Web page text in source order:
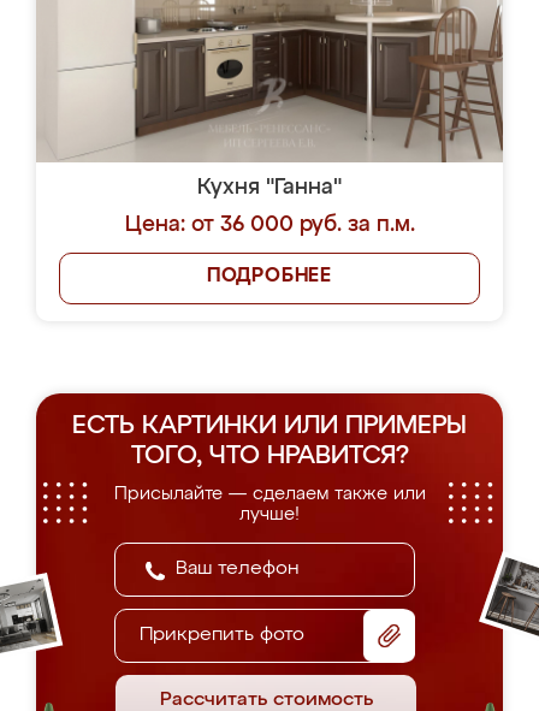
Кухня "Ганна"
Цена: от 36 000 руб. за п.м.
ПОДРОБНЕЕ
ЕСТЬ КАРТИНКИ ИЛИ ПРИМЕРЫ
ТОГО, ЧТО НРАВИТСЯ?
Присылайте — сделаем также или
лучше!
Прикрепить фото
Рассчитать стоимость